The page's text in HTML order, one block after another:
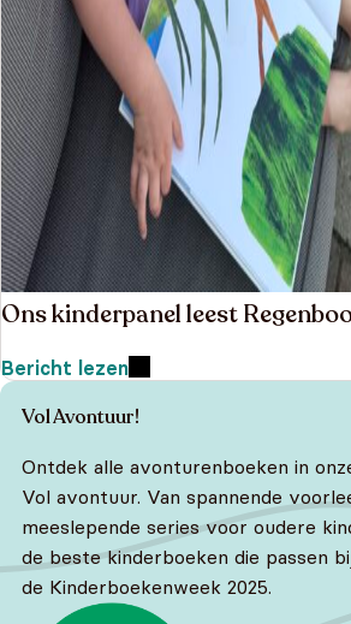
Vol Avontuur!
Ontdek alle avonturenboeken in
Vol avontuur. Van spannende
meeslepende series voor oudere
de beste kinderboeken die passen
de Kinderboekenweek 2025.
Ons kinderpanel leest
Bericht lezen